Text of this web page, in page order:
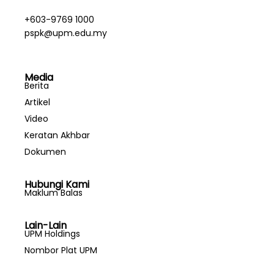
+603-9769 1000
pspk@upm.edu.my
Media
Berita
Artikel
Video
Keratan Akhbar
Dokumen
Hubungi Kami
Maklum Balas
Lain-Lain
UPM Holdings
Nombor Plat UPM